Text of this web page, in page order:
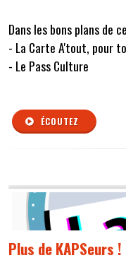
Dans les bons plans de
- La Carte A'tout, pour
- Le Pass Culture
ÉCOUTEZ
Plus de KAPSeurs